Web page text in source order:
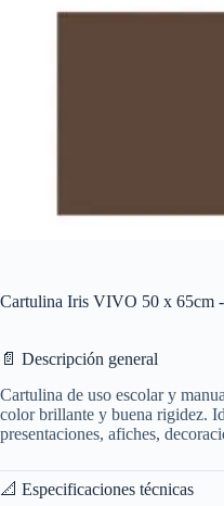
Cartulina Iris VIVO 50 x 65cm
📄 Descripción general
Cartulina de uso escolar y
color brillante y buena rigidez.
presentaciones, afiches,
📐 Especificaciones técnicas